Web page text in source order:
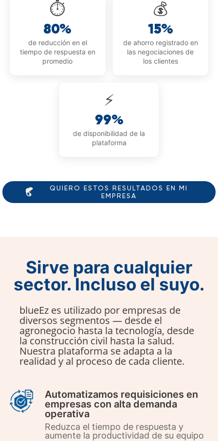
⏱️
80%
de reducción en el
tiempo de respuesta en
promedio
💰
15%
de ahorro registrado en
las negociaciones de
los clientes
⚡
99%
de disponibilidad de la
plataforma
QUIERO ESTOS RESULTADOS EN MI
EMPRESA
Sirve para cualquier
sector. Incluso el suyo.
blueEz es utilizado por empresas de
diversos segmentos — desde el
agronegocio hasta la tecnología, desde
la construcción civil hasta la salud.
Nuestra plataforma se adapta a la
realidad y al proceso de cada cliente.
Automatizamos requisiciones en
empresas con alta demanda
operativa
Reduzca el tiempo de respuesta y
aumente la productividad de su equipo